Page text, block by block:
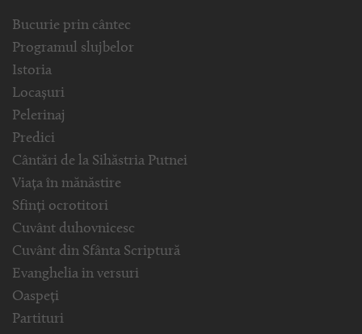
Bucurie prin cântec
Programul slujbelor
Istoria
Locașuri
Pelerinaj
Predici
Cântări de la Sihăstria Putnei
Viața în mănăstire
Sfinți ocrotitori
Cuvânt duhovnicesc
Cuvânt din Sfânta Scriptură
Evanghelia in versuri
Oaspeți
Partituri